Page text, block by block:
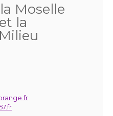
Moselle
la